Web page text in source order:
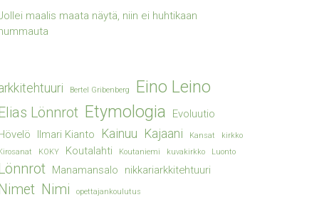
maalis maata näytä, niin ei huhtikaan
Bertel Gribenberg Eino Leino
Elias Lönnrot Etymologia
Evoluutio
Ilmari Kianto Kainuu Kajaani Kansat
kirkko
KOKY Koutalahti Koutaniemi kuvakirkko Luonto
Lönnrot Manamansalo nikkariarkkitehtuuri
Nimet Nimi opettajankoulutus